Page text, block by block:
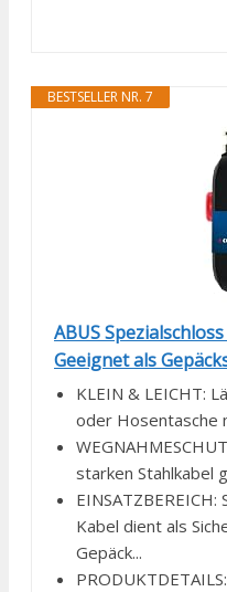
BESTSELLER NR. 7
ABUS
Geeignet als
KLEIN & LEICHT:
oder Hosentasche
starken Stahlkabel
Kabel dient als
Gepäck...